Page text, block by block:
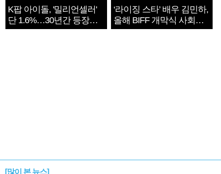
K팝 아이돌, '밀리언셀러'
단 1.6%…30년간 등장
1182개팀 전수조사
‘라이징 스타’ 배우 김민하,
올해 BIFF 개막식 사회자
확정
[많이 본 뉴스]